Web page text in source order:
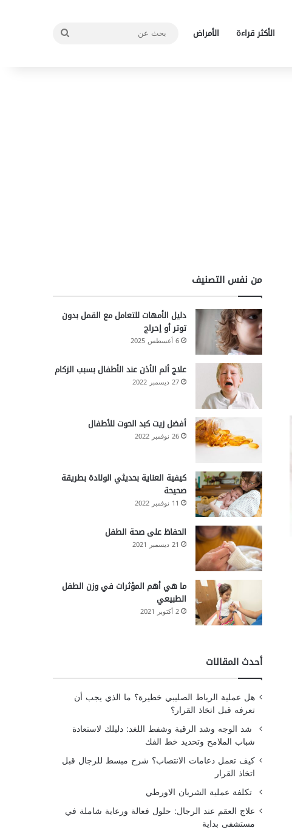
الأكثر قراءة الأمراض
من نفس التصنيف
دليل الأمهات للتعامل مع القمل بدون
توتر أو إحراج
6 أغسطس 2025
علاج ألم الأذن عند الأطفال بسبب الزكام
27 ديسمبر 2022
أفضل زيت كبد الحوت للأطفال
26 نوفمبر 2022
كيفية العناية بحديثي الولادة بطريقة
صحيحة
11 نوفمبر 2022
الحفاظ على صحة الطفل
21 ديسمبر 2021
ما هي أهم المؤثرات في وزن الطفل
الطبيعي
2 أكتوبر 2021
أحدث المقالات
هل عملية الرباط الصليبي خطيرة؟ ما الذي يجب أن
تعرفه قبل اتخاذ القرار؟
شد الوجه وشد الرقبة وشفط اللغد: دليلك لاستعادة
شباب الملامح وتحديد خط الفك
كيف تعمل دعامات الانتصاب؟ شرح مبسط للرجال قبل
اتخاذ القرار
تكلفة عملية الشريان الاورطي
علاج العقم عند الرجال: حلول فعالة ورعاية شاملة في
مستشفى بداية